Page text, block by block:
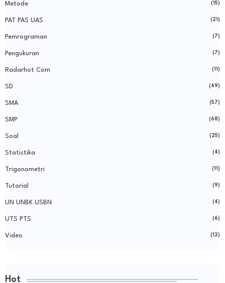
Metode (15)
PAT PAS UAS (21)
Pemrograman (7)
Pengukuran (7)
Radarhot Com (11)
SD (49)
SMA (57)
SMP (68)
Soal (25)
Statistika (4)
Trigonometri (11)
Tutorial (9)
UN UNBK USBN (4)
UTS PTS (6)
Video (12)
Hot